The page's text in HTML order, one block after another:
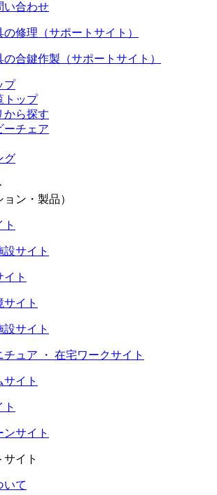
い合わせ
修理（サポートサイト）
合鍵作製（サポートサイト）
プ
トップ
から探す
ーチェア
グ
ョン・製品）
サイト
イト
サイト
設サイト
チュア ・ 在宅ワークサイト
イト
サイト
サイト
いて